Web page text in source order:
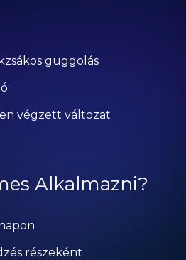
guggolás
végzett változat
Alkalmazni?
részeként